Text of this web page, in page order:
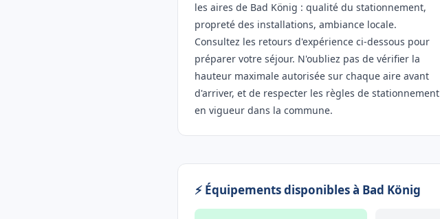
les aires de Bad König : qualité du stationnement,
propreté des installations, ambiance locale.
Consultez les retours d'expérience ci-dessous pour
préparer votre séjour. N'oubliez pas de vérifier la
hauteur maximale autorisée sur chaque aire avant
d'arriver, et de respecter les règles de stationnement
en vigueur dans la commune.
⚡ Équipements disponibles à Bad König